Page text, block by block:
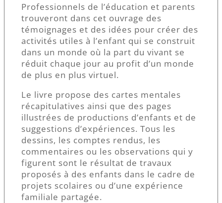
Professionnels de l’éducation et parents
trouveront dans cet ouvrage des
témoignages et des idées pour créer des
activités utiles à l’enfant qui se construit
dans un monde où la part du vivant se
réduit chaque jour au profit d’un monde
de plus en plus virtuel.
Le livre propose des cartes mentales
récapitulatives ainsi que des pages
illustrées de productions d’enfants et de
suggestions d’expériences. Tous les
dessins, les comptes rendus, les
commentaires ou les observations qui y
figurent sont le résultat de travaux
proposés à des enfants dans le cadre de
projets scolaires ou d’une expérience
familiale partagée.